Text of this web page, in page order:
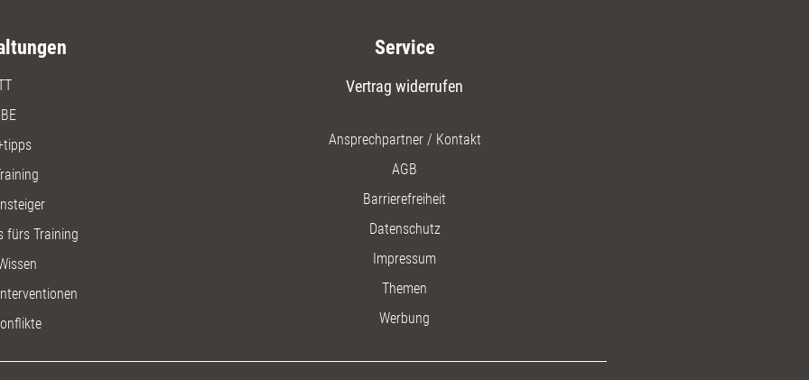
fürs Training
Service
Vertrag widerrufen
Ansprechpartner / Kontakt
AGB
Barrierefreiheit
Datenschutz
Impressum
Themen
Werbung